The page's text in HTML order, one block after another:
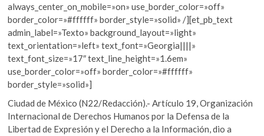
always_center_on_mobile=»on» use_border_color=»off»
border_color=»#ffffff» border_style=»solid» /][et_pb_text
admin_label=»Texto» background_layout=»light»
text_orientation=»left» text_font=»Georgia||||»
text_font_size=»17″ text_line_height=»1.6em»
use_border_color=»off» border_color=»#ffffff»
border_style=»solid»]
Ciudad de México (N22/Redacción).- Artículo 19, Organización
Internacional de Derechos Humanos por la Defensa de la
Libertad de Expresión y el Derecho a la Información, dio a